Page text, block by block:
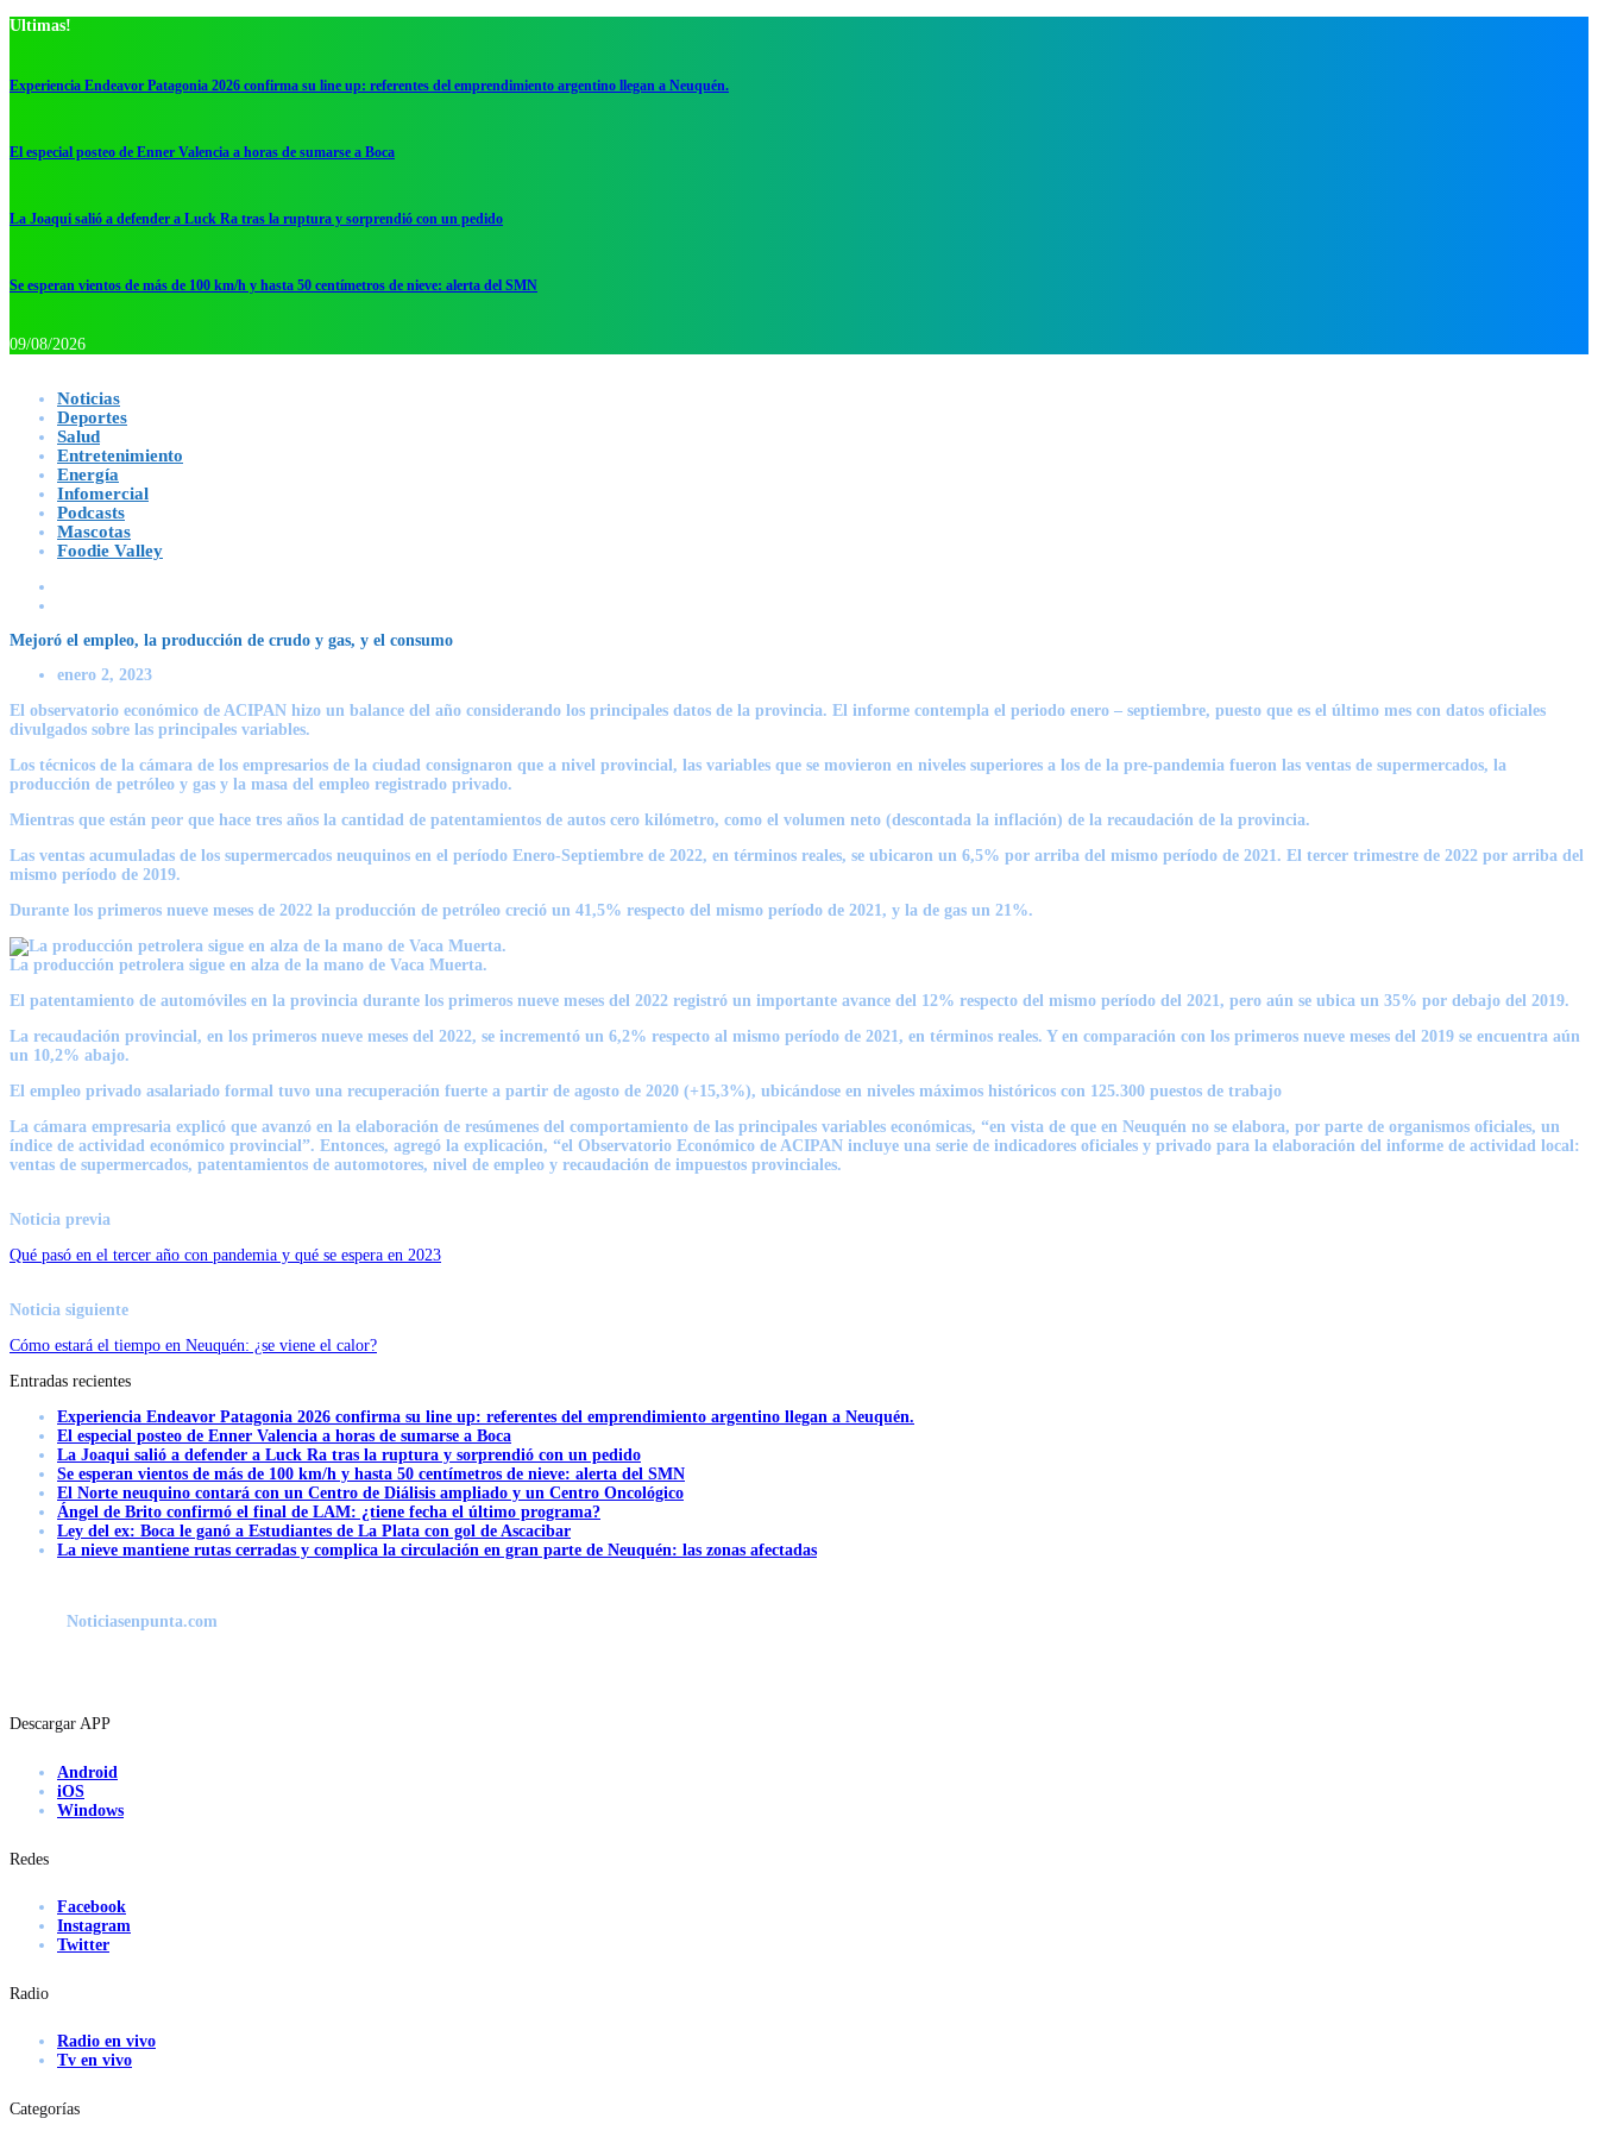
Ultimas!
Experiencia Endeavor Patagonia 2026 confirma su line up: referentes del emprendimiento argentino llegan a Neuquén.
El especial posteo de Enner Valencia a horas de sumarse a Boca
La Joaqui salió a defender a Luck Ra tras la ruptura y sorprendió con un pedido
Se esperan vientos de más de 100 km/h y hasta 50 centímetros de nieve: alerta del SMN
09/08/2026
Noticias
Deportes
Salud
Entretenimiento
Energía
Infomercial
Podcasts
Mascotas
Foodie Valley
Mejoró el empleo, la producción de crudo y gas, y el consumo
enero 2, 2023
El observatorio económico de ACIPAN hizo un balance del año considerando los principales datos de la provincia. El informe contempla el periodo enero – septiembre, puesto que es el último mes con datos oficiales
divulgados sobre las principales variables.
Los técnicos de la cámara de los empresarios de la ciudad consignaron que a nivel provincial, las variables que se movieron en niveles superiores a los de la pre-pandemia fueron las ventas de supermercados, la
producción de petróleo y gas y la masa del empleo registrado privado.
Mientras que están peor que hace tres años la cantidad de patentamientos de autos cero kilómetro, como el volumen neto (descontada la inflación) de la recaudación de la provincia.
Las ventas acumuladas de los supermercados neuquinos en el período Enero-Septiembre de 2022, en términos reales, se ubicaron un 6,5% por arriba del mismo período de 2021. El tercer trimestre de 2022 por arriba del
mismo período de 2019.
Durante los primeros nueve meses de 2022 la producción de petróleo creció un 41,5% respecto del mismo período de 2021, y la de gas un 21%.
La producción petrolera sigue en alza de la mano de Vaca Muerta.
El patentamiento de automóviles en la provincia durante los primeros nueve meses del 2022 registró un importante avance del 12% respecto del mismo período del 2021, pero aún se ubica un 35% por debajo del 2019.
La recaudación provincial, en los primeros nueve meses del 2022, se incrementó un 6,2% respecto al mismo período de 2021, en términos reales. Y en comparación con los primeros nueve meses del 2019 se encuentra aún
un 10,2% abajo.
El empleo privado asalariado formal tuvo una recuperación fuerte a partir de agosto de 2020 (+15,3%), ubicándose en niveles máximos históricos con 125.300 puestos de trabajo
La cámara empresaria explicó que avanzó en la elaboración de resúmenes del comportamiento de las principales variables económicas, “en vista de que en Neuquén no se elabora, por parte de organismos oficiales, un
índice de actividad económico provincial”. Entonces, agregó la explicación, “el Observatorio Económico de ACIPAN incluye una serie de indicadores oficiales y privado para la elaboración del informe de actividad local:
ventas de supermercados, patentamientos de automotores, nivel de empleo y recaudación de impuestos provinciales.
Noticia previa
Qué pasó en el tercer año con pandemia y qué se espera en 2023
Noticia siguiente
Cómo estará el tiempo en Neuquén: ¿se viene el calor?
Entradas recientes
Experiencia Endeavor Patagonia 2026 confirma su line up: referentes del emprendimiento argentino llegan a Neuquén.
El especial posteo de Enner Valencia a horas de sumarse a Boca
La Joaqui salió a defender a Luck Ra tras la ruptura y sorprendió con un pedido
Se esperan vientos de más de 100 km/h y hasta 50 centímetros de nieve: alerta del SMN
El Norte neuquino contará con un Centro de Diálisis ampliado y un Centro Oncológico
Ángel de Brito confirmó el final de LAM: ¿tiene fecha el último programa?
Ley del ex: Boca le ganó a Estudiantes de La Plata con gol de Ascacibar
La nieve mantiene rutas cerradas y complica la circulación en gran parte de Neuquén: las zonas afectadas
Noticiasenpunta.com
Descargar APP
Android
iOS
Windows
Redes
Facebook
Instagram
Twitter
Radio
Radio en vivo
Tv en vivo
Categorías